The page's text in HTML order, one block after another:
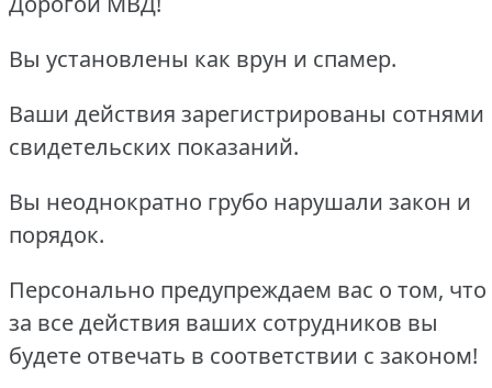
Вы установлены как врун и спамер.
Ваши действия зарегистрированы сотнями
свидетельских показаний.
Вы неоднократно грубо нарушали закон и
порядок.
Персонально предупреждаем вас о том, что
за все действия ваших сотрудников вы
будете отвечать в соответствии с законом!